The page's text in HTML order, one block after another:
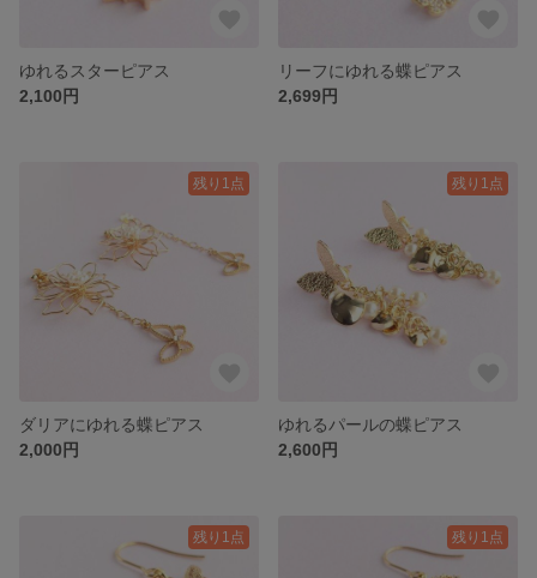
ゆれるスターピアス
2,100円
リーフにゆれる蝶ピアス
2,699円
残り1点
ダリアにゆれる蝶ピアス
2,000円
残り1点
ゆれるパールの蝶ピアス
2,600円
残り1点 残り1点